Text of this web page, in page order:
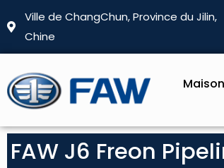
Ville de ChangChun, Province du Jilin,
Chine
Maison
FAW J6 Freon